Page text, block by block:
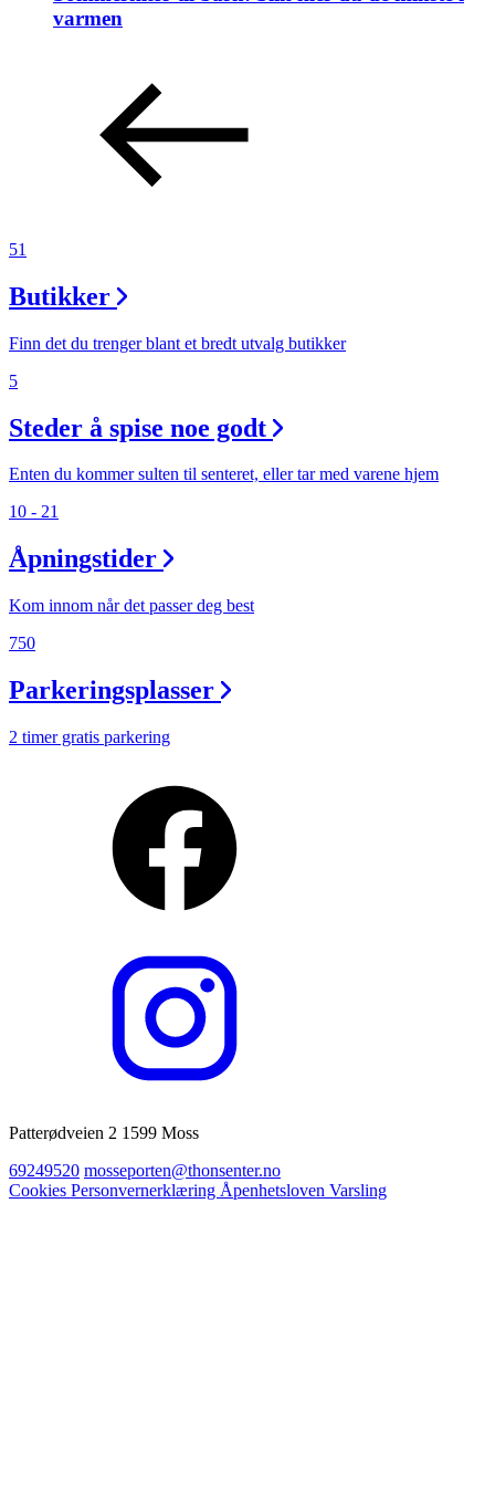
varmen
51
Butikker
Finn det du trenger blant et bredt utvalg butikker
5
Steder å spise noe godt
Enten du kommer sulten til senteret, eller tar med varene hjem
10 - 21
Åpningstider
Kom innom når det passer deg best
750
Parkeringsplasser
2 timer gratis parkering
Patterødveien 2 1599 Moss
69249520 mosseporten@thonsenter.no
Cookies Personvernerklæring Åpenhetsloven Varsling